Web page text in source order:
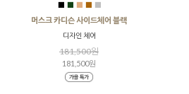
■ ■ ■ ■ ■
머스크 카디슨 사이드체어 블랙
디자인 체어
181,500원
181,500원